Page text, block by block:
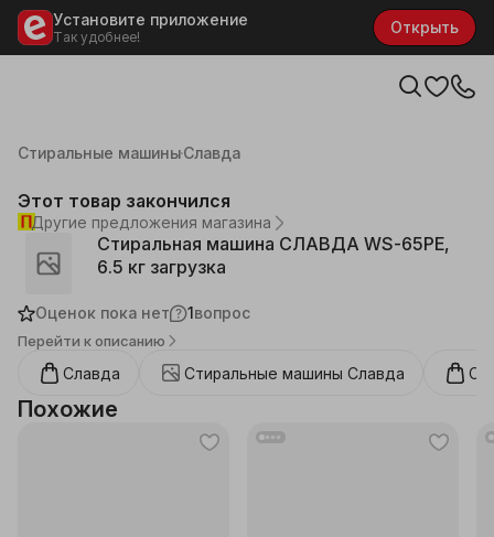
Установите приложение
Так удобнее!
Открыть
Каталог
Бытовая техника
Техника для ухода за одеждой
Стиральные машиныСлавда
Этот товар закончился
Другие предложения магазина
Cтиральная машина СЛАВДА WS-65PE,
6.5 кг загрузка
Оценок пока нет 1вопрос
Перейти к описанию
Славда Стиральные машины Славда
Похожие